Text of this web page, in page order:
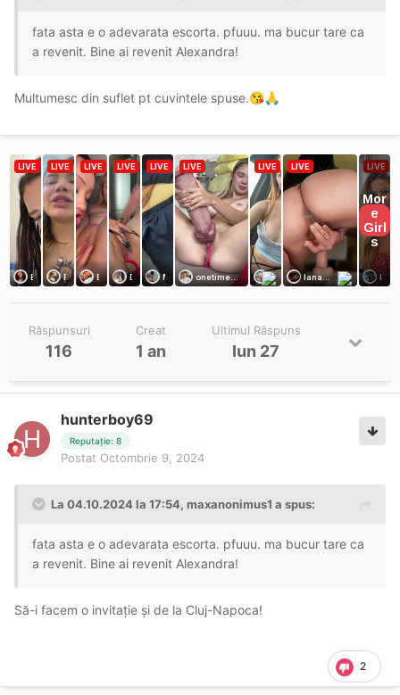
fata asta e o adevarata escorta. pfuuu. ma bucur tare ca
a revenit. Bine ai revenit Alexandra!
Multumesc din suflet pt cuvintele spuse.😘🙏
Răspunsuri
116
Creat
1 an
Ultimul Răspuns
Iun 27
hunterboy69
Reputație: 8
Postat Octombrie 9, 2024
La 04.10.2024 la 17:54, maxanonimus1 a spus:
fata asta e o adevarata escorta. pfuuu. ma bucur tare ca
a revenit. Bine ai revenit Alexandra!
Să-i facem o invitație și de la Cluj-Napoca!
2